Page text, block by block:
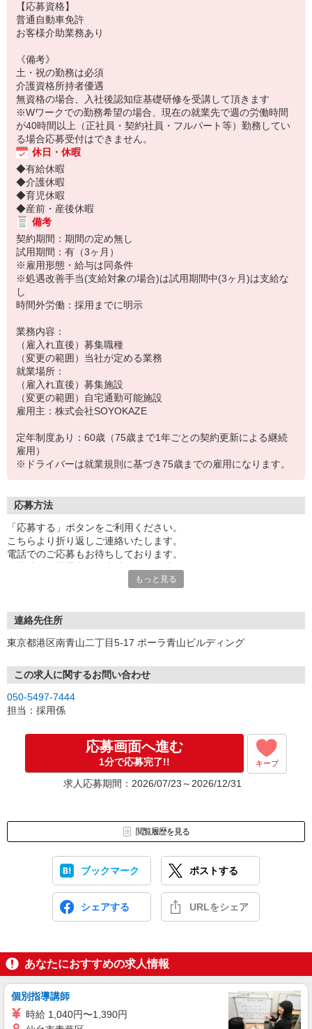
【応募資格】
普通自動車免許
お客様介助業務あり
《備考》
土・祝の勤務は必須
介護資格所持者優遇
無資格の場合、入社後認知症基礎研修を受講して頂きます
※Wワークでの勤務希望の場合、現在の就業先で週の労働時間
が40時間以上（正社員・契約社員・フルパート等）勤務してい
る場合応募受付はできません。
休日・休暇
◆有給休暇
◆介護休暇
◆育児休暇
◆産前・産後休暇
備考
契約期間：期間の定め無し
試用期間：有（3ヶ月）
※雇用形態・給与は同条件
※処遇改善手当(支給対象の場合)は試用期間中(3ヶ月)は支給な
し
時間外労働：採用までに明示
業務内容：
（雇入れ直後）募集職種
（変更の範囲）当社が定める業務
就業場所：
（雇入れ直後）募集施設
（変更の範囲）自宅通勤可能施設
雇用主：株式会社SOYOKAZE
定年制度あり：60歳（75歳まで1年ごとの契約更新による継続
雇用）
※ドライバーは就業規則に基づき75歳までの雇用になります。
応募方法
「応募する」ボタンをご利用ください。
こちらより折り返しご連絡いたします。
電話でのご応募もお待ちしております。
※お電話でのお問い合わせは、光IP電話、及びIP電話からはご利用
もっと見る
連絡先住所
東京都港区南青山二丁目5-17 ポーラ青山ビルディング
この求人に関するお問い合わせ
050-5497-7444
担当：採用係
応募画面へ進む
1分で応募完了!! キープ
求人応募期間：2026/07/23～2026/12/31
閲覧履歴を見る
ブックマーク ポストする
シェアする URLをシェア
あなたにおすすめの求人情報
個別指導講師
時給 1,040円〜1,390円